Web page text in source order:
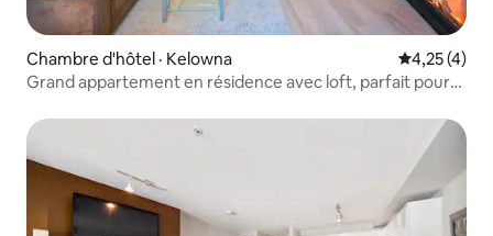
Chambre d'hôtel · Kelowna Note
4,25 (4)
Grand appartement en résidence avec loft, parfait pour